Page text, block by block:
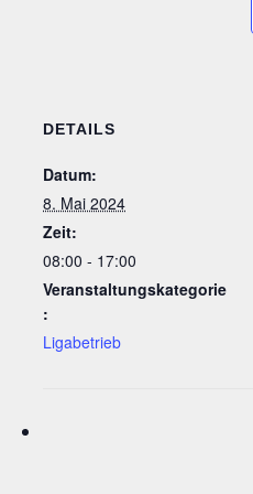
DETAILS
Datum:
8. Mai 2024
Zeit:
08:00 - 17:00
Veranstaltungskategorie
:
Ligabetrieb